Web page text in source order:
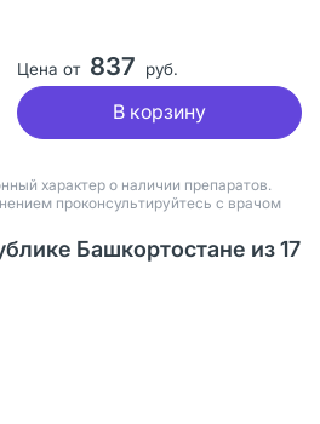
Цена от 837 руб.
В корзину
характер о наличии препаратов.
проконсультируйтесь с врачом
Башкортостане из 17